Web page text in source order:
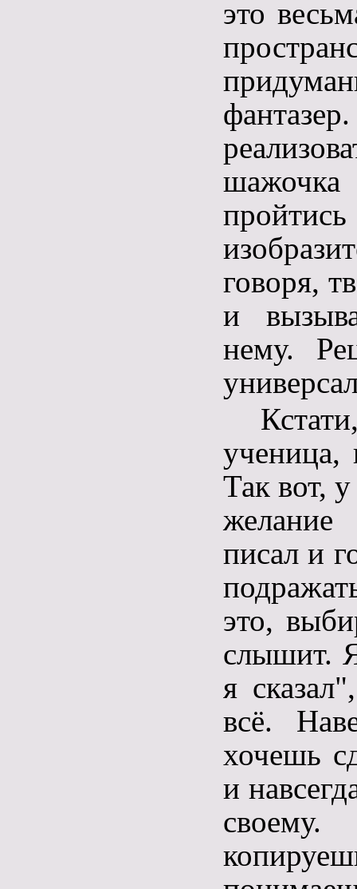
это
шажочка
говоря,
и
нему.
ученица,
Так вот,
писал и
это,
слышит.
я
всё.
хочешь
и